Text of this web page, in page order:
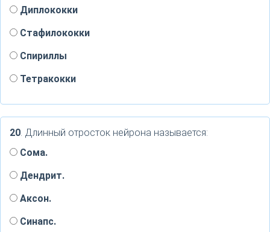
Диплококки
Стафилококки
Спириллы
Тетракокки
20. Длинный отросток нейрона называется:
Сома.
Дендрит.
Аксон.
Синапс.